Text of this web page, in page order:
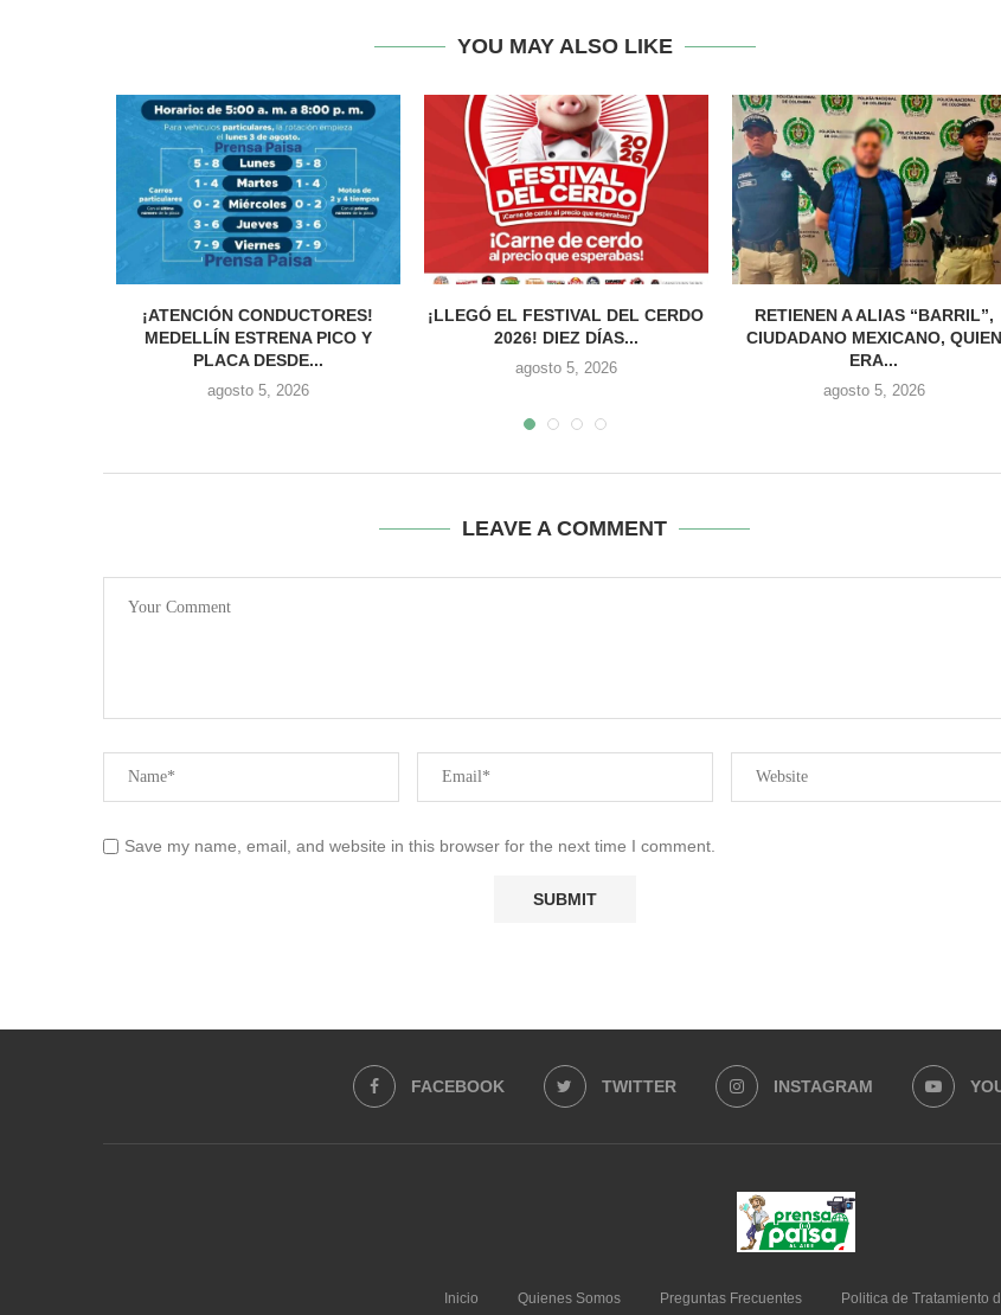
YOU MAY ALSO LIKE
¡ATENCIÓN CONDUCTORES!
MEDELLÍN ESTRENA PICO Y
PLACA DESDE...
agosto 5, 2026
¡LLEGÓ EL FESTIVAL DEL CERDO
2026! DIEZ DÍAS...
agosto 5, 2026
RETIENEN A ALIAS “BARRIL”,
CIUDADANO MEXICANO, QUIEN
ERA...
agosto 5, 2026
LEAVE A COMMENT
Save my name, email, and website in this browser for the next time I comment.
FACEBOOK TWITTER INSTAGRAM
Inicio Quienes Somos Preguntas Frecuentes Politica de Tratamiento